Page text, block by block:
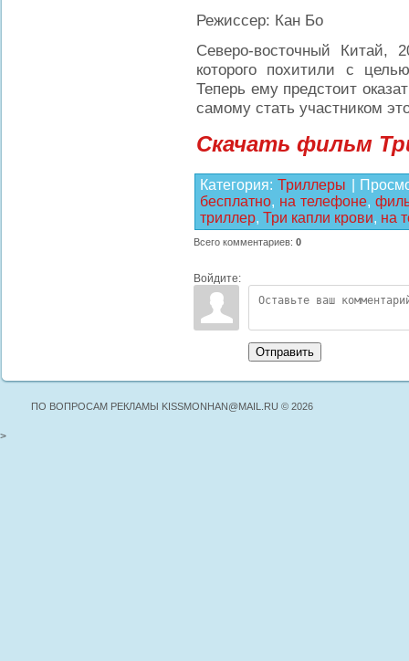
Режиссер: Кан Бо
Северо-восточный Китай,
которого похитили с
Теперь ему предстоит
самому стать участником
Скачать фильм
Категория: Триллеры
бесплатно, на телефоне,
триллер, Три капли крови, на
Всего комментариев: 0
Войдите:
Отправить
ПО ВОПРОСАМ РЕКЛАМЫ KISSMONHAN@MAIL.RU © 2026
>